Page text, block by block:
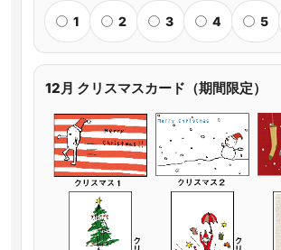
1 2 3 4 5
12月 クリスマスカード（期間限定）